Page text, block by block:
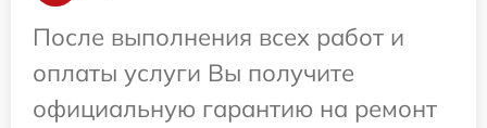
После выполнения всех работ и
оплаты услуги Вы получите
официальную гарантию на ремонт